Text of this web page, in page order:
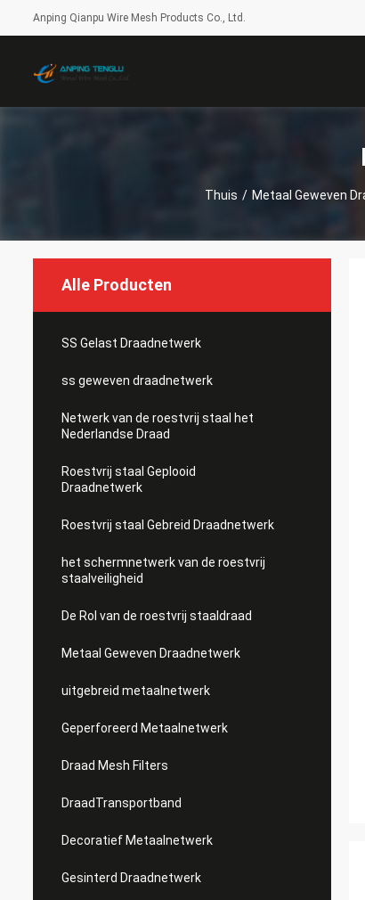
Anping Qianpu Wire Mesh Products Co., Ltd.
Thuis / Metaal Geweven
Alle Producten
SS Gelast Draadnetwerk
ss geweven draadnetwerk
Netwerk van de roestvrij staal het
Nederlandse Draad
Roestvrij staal Geplooid
Draadnetwerk
Roestvrij staal Gebreid Draadnetwerk
het schermnetwerk van de roestvrij
staalveiligheid
De Rol van de roestvrij staaldraad
Metaal Geweven Draadnetwerk
uitgebreid metaalnetwerk
Geperforeerd Metaalnetwerk
Draad Mesh Filters
DraadTransportband
Decoratief Metaalnetwerk
Gesinterd Draadnetwerk